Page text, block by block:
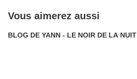
Vous aimerez aussi
BLOG DE YANN - LE NOIR DE LA NUIT